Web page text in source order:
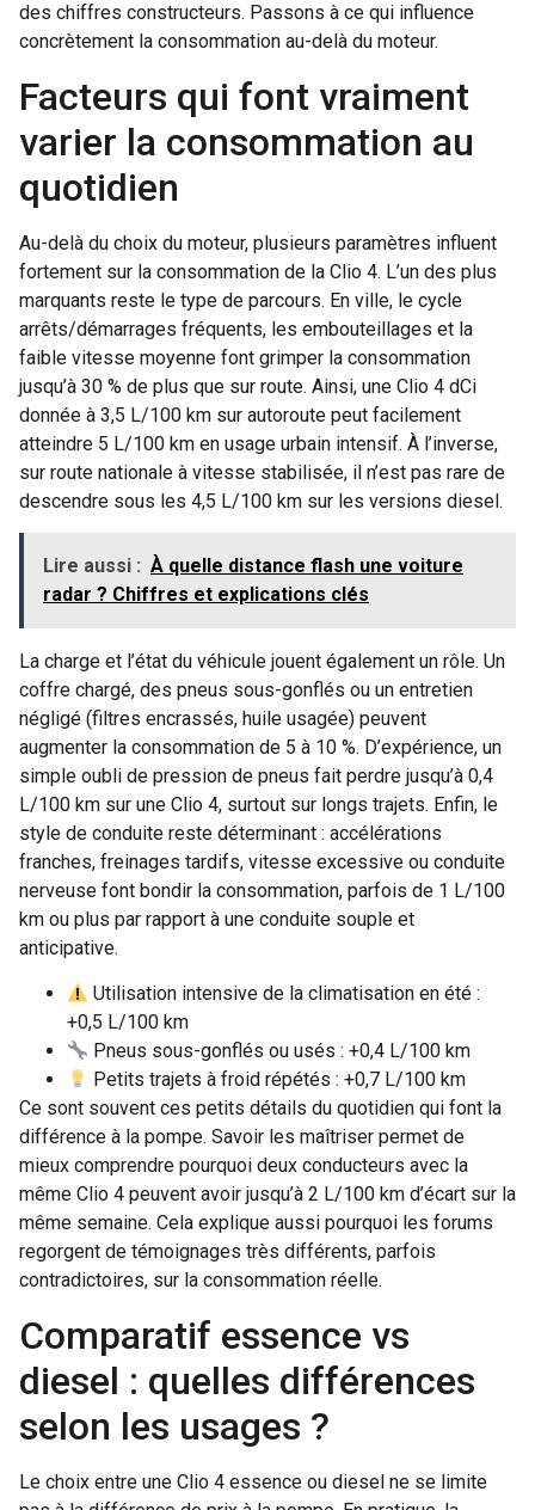
des chiffres constructeurs. Passons à ce qui influence
concrètement la consommation au-delà du moteur.
Facteurs qui font vraiment
varier la consommation au
quotidien
Au-delà du choix du moteur, plusieurs paramètres influent
fortement sur la consommation de la Clio 4. L’un des plus
marquants reste le type de parcours. En ville, le cycle
arrêts/démarrages fréquents, les embouteillages et la
faible vitesse moyenne font grimper la consommation
jusqu’à 30 % de plus que sur route. Ainsi, une Clio 4 dCi
donnée à 3,5 L/100 km sur autoroute peut facilement
atteindre 5 L/100 km en usage urbain intensif. À l’inverse,
sur route nationale à vitesse stabilisée, il n’est pas rare de
descendre sous les 4,5 L/100 km sur les versions diesel.
Lire aussi : À quelle distance flash une voiture
radar ? Chiffres et explications clés
La charge et l’état du véhicule jouent également un rôle. Un
coffre chargé, des pneus sous-gonflés ou un entretien
négligé (filtres encrassés, huile usagée) peuvent
augmenter la consommation de 5 à 10 %. D’expérience, un
simple oubli de pression de pneus fait perdre jusqu’à 0,4
L/100 km sur une Clio 4, surtout sur longs trajets. Enfin, le
style de conduite reste déterminant : accélérations
franches, freinages tardifs, vitesse excessive ou conduite
nerveuse font bondir la consommation, parfois de 1 L/100
km ou plus par rapport à une conduite souple et
anticipative.
Utilisation intensive de la climatisation en été :
+0,5 L/100 km
Pneus sous-gonflés ou usés : +0,4 L/100 km
Petits trajets à froid répétés : +0,7 L/100 km
Ce sont souvent ces petits détails du quotidien qui font la
différence à la pompe. Savoir les maîtriser permet de
mieux comprendre pourquoi deux conducteurs avec la
même Clio 4 peuvent avoir jusqu’à 2 L/100 km d’écart sur la
même semaine. Cela explique aussi pourquoi les forums
regorgent de témoignages très différents, parfois
contradictoires, sur la consommation réelle.
Comparatif essence vs
diesel : quelles différences
selon les usages ?
Le choix entre une Clio 4 essence ou diesel ne se limite